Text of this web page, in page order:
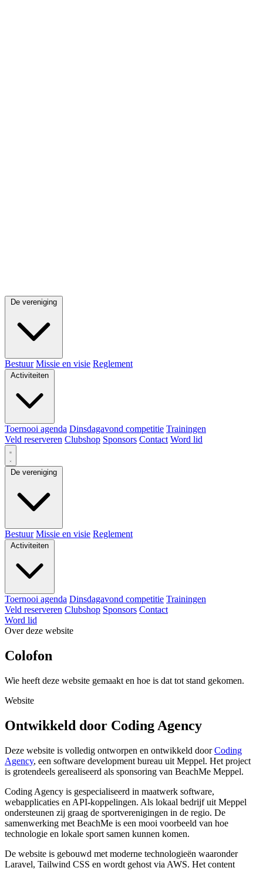
De vereniging
Bestuur Missie en visie Reglement
Activiteiten
Toernooi agenda Dinsdagavond competitie Trainingen
Veld reserveren Clubshop Sponsors Contact Word lid
De vereniging
Bestuur Missie en visie Reglement
Activiteiten
Toernooi agenda Dinsdagavond competitie Trainingen
Veld reserveren Clubshop Sponsors Contact
Word lid
Over deze website
Colofon
Wie heeft deze website gemaakt en hoe is dat tot stand gekomen.
Website
Ontwikkeld door Coding Agency
Deze website is volledig ontworpen en ontwikkeld doorCoding
Agency, een software development bureau uit Meppel. Het project
is grotendeels gerealiseerd als sponsoring van BeachMe Meppel.
Coding Agency is gespecialiseerd in maatwerk software,
webapplicaties en API-koppelingen. Als lokaal bedrijf uit Meppel
ondersteunen zij graag de sportverenigingen in de regio. De
samenwerking met BeachMe is een mooi voorbeeld van hoe
technologie en lokale sport samen kunnen komen.
De website is gebouwd met moderne technologieën waaronder
Laravel, Tailwind CSS en wordt gehost via AWS. Het content